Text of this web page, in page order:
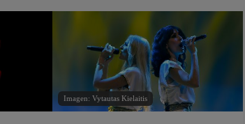
Imagen: Vytautas Kielaitis